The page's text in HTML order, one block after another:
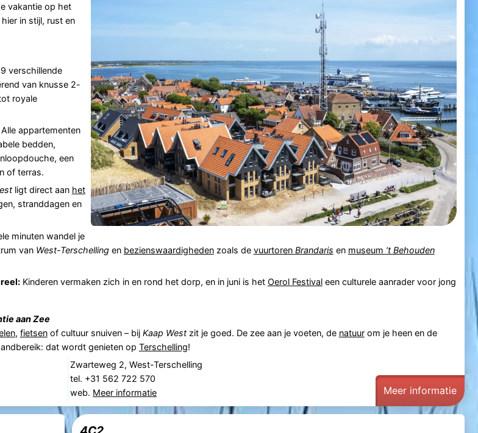
vakantie op het
in stijl, rust en
verschillende
van knusse 2-
royale
appartementen
bedden,
een
of terras.
ligt direct aan het
stranddagen en
minuten wandel je
van West-Terschellingen bezienswaardighedenzoals de vuurtoren Brandaris en museum ‘t Behouden
Kinderen vermaken zich in en rond het dorp, en in juni is het Oerol Festivaleen culturele aanrader voor jong
aan Zee
, fietsenof cultuur snuiven – bij Kaap Westzit je goed. De zee aan je voeten, de natuurom je heen en de
dat wordt genieten op Terschelling!
Zwarteweg 2, West-Terschelling
tel. +31 562 722 570
web. Meer informatie Meer informatie